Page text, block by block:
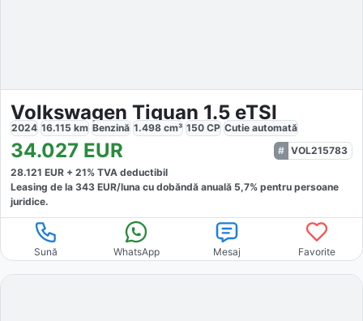
Volkswagen Tiguan 1.5 eTSI
2024 16.115 km Benzină 1.498 cm³ 150 CP Cutie automată
34.027 EUR
VOL215783
28.121 EUR + 21% TVA deductibil
Leasing de la 343 EUR/luna cu dobăndă anuală 5,7% pentru persoane
juridice.
Sună WhatsApp Mesaj Favorite